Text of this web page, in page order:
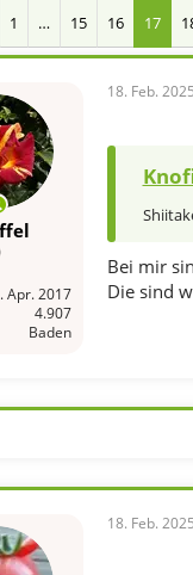
1 … 15 16 17
Apr. 2017
4.907
Baden
18. Feb. 2025
Bei mir
Die sind
18. Feb. 2025